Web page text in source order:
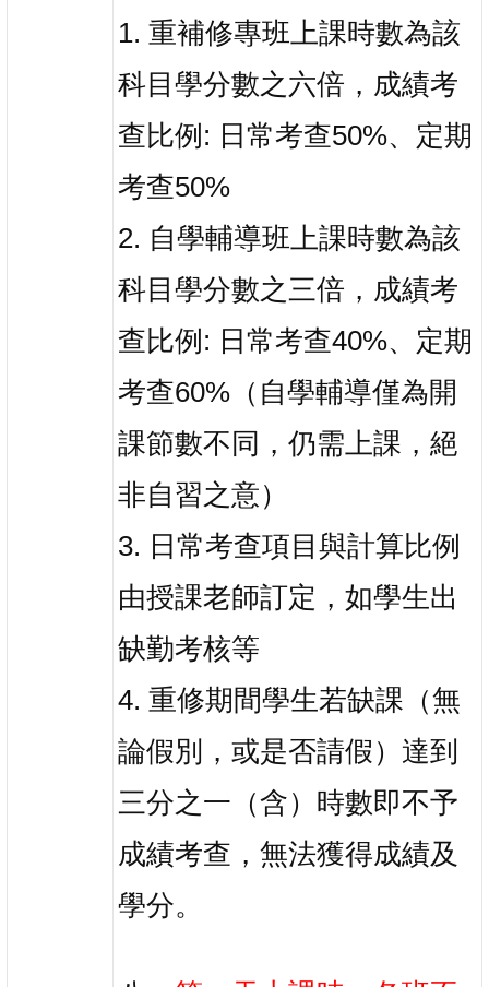
1. 重補修專班上課時數為該
科目學分數之六倍，成績考
查比例: 日常考查50%、定期
考查50%
2. 自學輔導班上課時數為該
科目學分數之三倍，成績考
查比例: 日常考查40%、定期
考查60%（自學輔導僅為開
課節數不同，仍需上課，絕
非自習之意）
3. 日常考查項目與計算比例
由授課老師訂定，如學生出
缺勤考核等
4. 重修期間學生若缺課（無
論假別，或是否請假）達到
三分之一（含）時數即不予
成績考查，無法獲得成績及
學分。